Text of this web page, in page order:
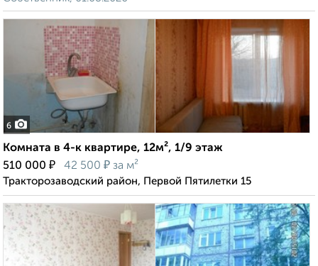
6
Комната в 4-к квартире, 12м², 1/9 этаж
510 000 ₽ 42 500 ₽ за м²
Тракторозаводский район, Первой Пятилетки 15